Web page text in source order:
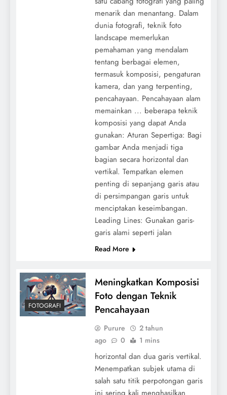
menarik dan menantang. Dalam
dunia fotografi, teknik foto
landscape memerlukan
pemahaman yang mendalam
tentang berbagai elemen,
termasuk komposisi, pengaturan
kamera, dan yang terpenting,
pencahayaan. Pencahayaan alam
memainkan ... beberapa teknik
komposisi yang dapat Anda
gunakan: Aturan Sepertiga: Bagi
gambar Anda menjadi tiga
bagian secara horizontal dan
vertikal. Tempatkan elemen
penting di sepanjang garis atau
di persimpangan garis untuk
menciptakan keseimbangan.
Leading Lines: Gunakan garis-
garis alami seperti jalan
Read More
FOTOGRAFI
Meningkatkan Komposisi
Foto dengan Teknik
Pencahayaan
Purure
2 tahun
ago
0 1 mins
horizontal dan dua garis vertikal.
Menempatkan subjek utama di
salah satu titik perpotongan garis